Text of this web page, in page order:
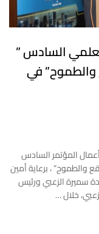
السادس ”
والطموح” في
المؤتمر السادس
والطموح” ، برعاية أمين
سميرة الزعبي ورئيس
خلال …